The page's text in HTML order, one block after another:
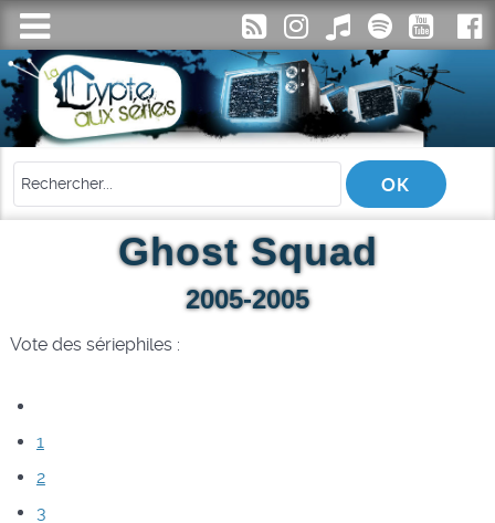
Ghost Squad
2005-2005
Vote des sériephiles :
1
2
3